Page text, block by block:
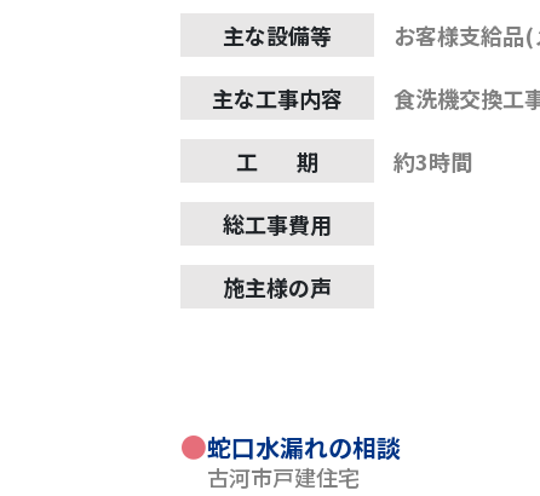
主な設備等
お客様支給品
主な工事内容
食洗機交換工
工 期
約3時間
総工事費用
施主様の声
●蛇口水漏れの相談
古河市戸建住宅